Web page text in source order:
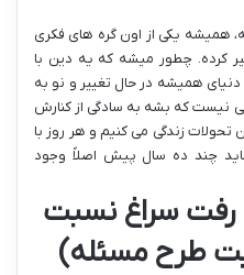
همیشه یکی از اون گره های فکری
کرده. چطور میشه که یه دین با
همیشه در حال تغییر و نو به
نیست که بشه به سادگی از کنارش
زندگی می کنیم و هر روز با
چند ده سال پیش اصلاً وجود
رفت سراغ نسبت
طرح مسئله)